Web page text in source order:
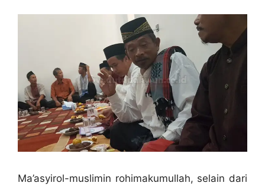
Ma’asyirol-muslimin rohimakumullah, selain dari